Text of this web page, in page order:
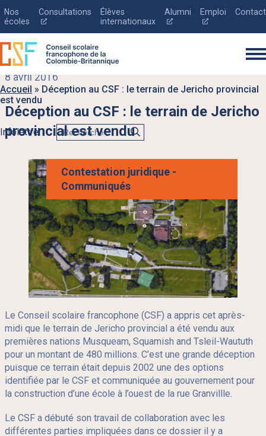
Nos
écoles
Consultations
Ce
dans
une
fenêtre
Élèves
internationaux
Alumni
Ce
Emploi
Ce
Contact
Accueil » Déception au CSF : le terrain de Jericho provincial
est vendu
Infolettre
Rechercher
Le conseil scolaire
Inscription
Éducation
Parents
Nouvelles
Je souhaite
Nos écoles
Consultations
Ce
lien
s'ouvrira
dans
une
nouvelle
fenêtre
Élèves internationaux
Alumni
Ce
lien
s'ouvrira
dans
une
fenêtre
Emploi
Ce
lien
s'ouvrira
nouvelle
fenêtre
Contact
Infolettre
8 avril 2016
Déception au CSF : le terrain de Jericho
provincial est vendu
Contestation juridique
Communiqués
Le Conseil scolaire francophone (CSF) a appris cet après-
midi que le terrain de Jericho provincial a été vendu aux
premières nations Musqueam, Squamish and Tsleil-Waututh
pour un montant de 480 millions. C’est une grande déception
puisque ce terrain était depuis 2002 une des options
identifiée par le CSF et communiquée au gouvernement pour
la construction d’une école à l’ouest de la rue Granvillle.
Le CSF a débuté son travail de collaboration avec les
différentes parties impliquées dans ce dossier il y a